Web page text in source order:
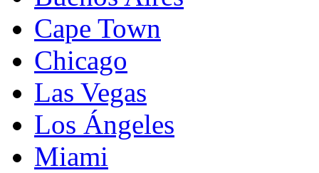
Cape Town
Chicago
Las Vegas
Los Ángeles
Miami